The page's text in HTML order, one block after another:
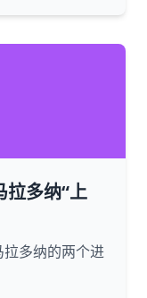
拉多纳“上
多纳的两个进